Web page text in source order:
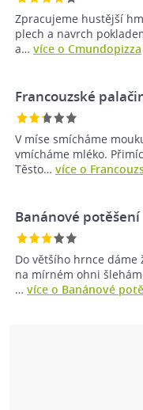
Zpracujeme hustější
plech a navrch
a… více o Cmundopizza
Francouzské
V míse smícháme
vmícháme mléko.
Těsto… více o
Banánové potěšení
Do většího hrnce dáme
na mírném ohni
… více o Banánové